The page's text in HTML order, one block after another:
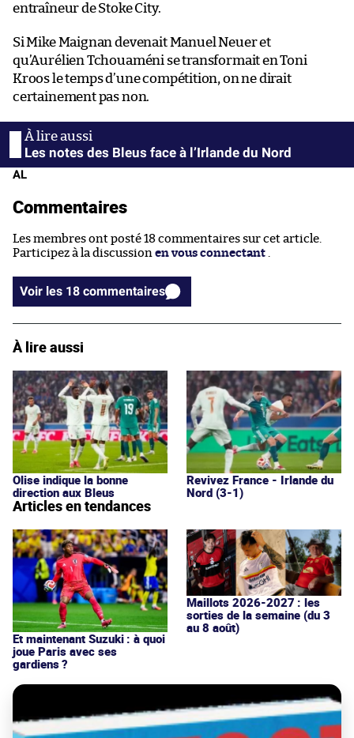
entraîneur de Stoke City.
Si Mike Maignan devenait Manuel Neuer et
qu’Aurélien Tchouaméni se transformait en Toni
Kroos le temps d’une compétition, on ne dirait
certainement pas non.
Les notes des Bleus face à l’Irlande du Nord
AL
Commentaires
Les membres ont posté 18 commentaires sur cet article.
Participez à la discussion en vous connectant
Voir les 18 commentaires
À lire aussi
Olise indique la bonne
direction aux Bleus
Revivez France - Irlande du
Nord (3-1)
Articles en tendances
Et maintenant Suzuki : à quoi
joue Paris avec ses
gardiens ?
Maillots 2026-2027 : les
sorties de la semaine (du 3
au 8 août)